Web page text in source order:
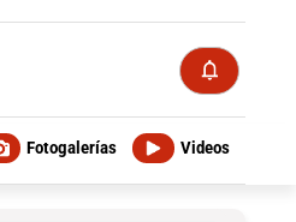
Videos
Fotogalerías